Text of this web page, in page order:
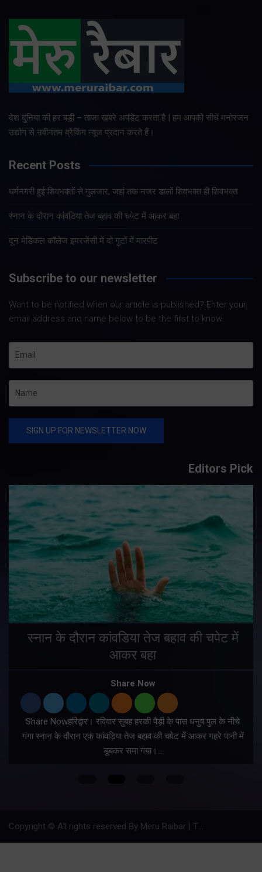
देश दुनिया की हर बड़ी – ताजा खबरे अपडेट करता है | हम आपको सीधे मनोरंजन
उद्योग से नवीनतम ब्रेकिंग न्यूज प्रदान करते हैं।
Recent Posts
धर्मनगरी हुई शिवभक्तों से गुलजार, जहां तक नजर डालों शिवभक्त ही शिवभक्त
स्नान के दौरान कांवडिया तेज बहाव की चपेट में आकर बहा
दून मेडिकल कॉलेज इमरजेंसी में दो गुटों में मारपीट
Subscribe to our newsletter
Want to be notified when our article is published? Enter your
email address and name below to be the first to know.
Editors Pick
स्नान के दौरान कांवडिया तेज बहाव की चपेट में
आकर बहा
Share Now
Share Nowहरिद्वार। रविवार सुबह हरकी पैड़ी के पास धनुष पुल के नीचे
गंगा स्नान के दौरान एक कांवड़िया तेज बहाव की चपेट में आकर गहरे पानी में
डूबकर समा गया।…
Copyright © All rights reserved By Meru Raibar | Theme by